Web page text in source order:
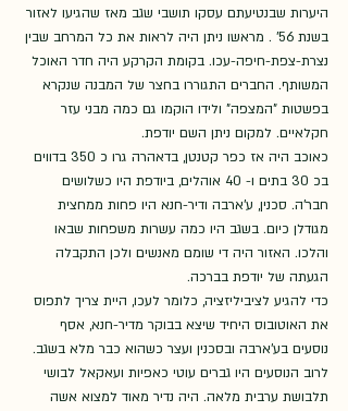
היערות שבנטיעתם עסקו תושבי שגב מאז שהגיעו לאזור
בשנת 56' . מראשו ניתן היה לראות את כל המרחב שבין
נצרת-צפת-חיפה-עכו. בקומת הקרקע היה חדר האוכל
המשותף. החברים התגוררו בחצר של המבנה שנקרא
בפשטות "המצפה" ולידו הוקמו גם כמה מבני עזר
חקלאיים. למקום ניתן השם יודפת.
כאוכב היה אז כפר קטנטן, בדאהרה גרו כ 350 בדווים
בכ 30 בתים ו- 40 אוהלים, ביודפת היו כשלושים
חבר'ה. סכנין, ע'ארבה ודיר-חנא היו פחות ממחצית
מגודלן כיום. בשגב היו כמה עשרות משפחות שבאו
והלכו. האזור היה די שומם מאנשים ולכן התקבלה
הגעתה של יודפת בברכה.
כדי להגיע לציביליזציה, כלומר לעכו, היית צריך לתפוס
את האוטובוס היחיד שיצא בבוקר מדיר-חנא, אסף
נוסעים בע'ארבה ובסכנין ועצר כשהוא כבר מלא בשגב.
לרוב הנוסעים היו גברים עוטי כאפיות ועאקאל לבושי
תלבושת ערבית מלאה. היה נדיר מאוד למצוא אשה